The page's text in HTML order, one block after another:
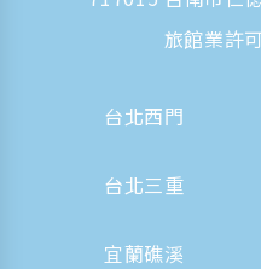
旅館業許
台北西門
台北三重
宜蘭礁溪